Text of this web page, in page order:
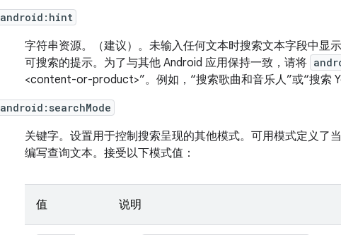
android:hint
字符串资源。
（建议）。未输入任何文本时搜索文本字段中显
可搜索的提示。为了与其他 Android 应用保持一致，请将
<content-or-product>”。例如，“搜索歌曲和音乐人”或“搜索
android:searchMode
关键字。 设置用于控制搜索呈现的其他模式。可用模式定义了
编写查询文本。接受以下模式值：
值 说明